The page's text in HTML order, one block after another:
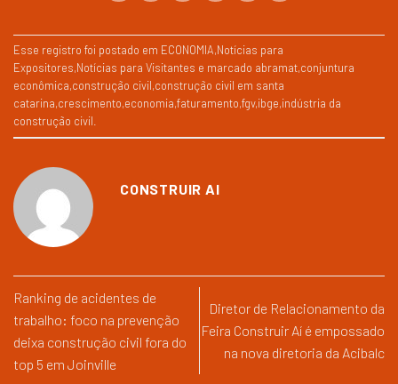
Esse registro foi postado em ECONOMIA,Notícias para
Expositores,Notícias para Visitantes e marcado abramat,conjuntura
econômica,construção civil,construção civil em santa
catarina,crescimento,economia,faturamento,fgv,ibge,indústria da
construção civil
CONSTRUIR AI
Ranking de acidentes de
trabalho: foco na prevenção
deixa construção civil fora do
top 5 em Joinville
Diretor de Relacionamento da
Feira Construir Aí é empossado
na nova diretoria da Acibalc